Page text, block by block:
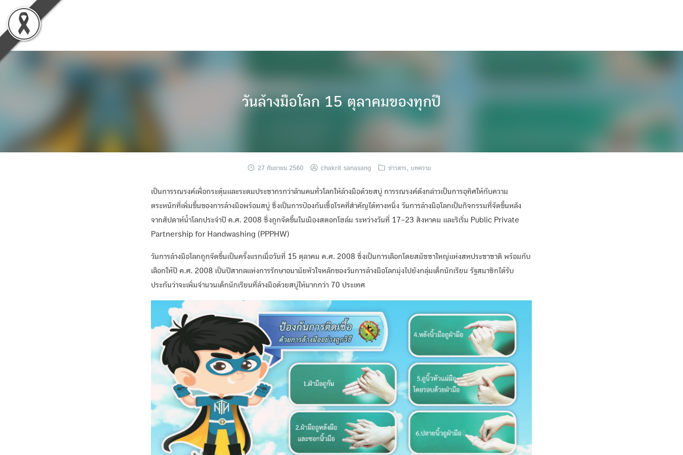
content
Search
for:
วันล้างมือโลก 15 ตุลาคมของทุกปี
27 กันยายน 2560 chakrit sanasang ข่าวสาร, บทความ
เป็นการรณรงค์เพื่อกระตุ้นและระดมประชากรกว่าล้านคนทั่วโลกให้ล้างมือด้วยสบู่ การรณรงค์ดังกล่าวเป็นการอุทิศให้กับความ
ตระหนักที่เพิ่มขึ้นของการล้างมือพร้อมสบู่ ซึ่งเป็นการป้องกันเชื้อโรคที่สำคัญได้ทางหนึ่ง วันการล้างมือโลกเป็นกิจกรรมที่จัดขึ้นหลัง
จากสัปดาห์น้ำโลกประจำปี ค.ศ. 2008 ซึ่งถูกจัดขึ้นในเมืองสตอกโฮล์ม ระหว่างวันที่ 17-23 สิงหาคม และริเริ่ม Public Private
Partnership for Handwashing (PPPHW)
วันการล้างมือโลกถูกจัดขึ้นเป็นครั้งแรกเมื่อวันที่ 15 ตุลาคม ค.ศ. 2008 ซึ่งเป็นการเลือกโดยสมัชชาใหญ่แห่งสหประชาชาติ พร้อมกับ
เลือกให้ปี ค.ศ. 2008 เป็นปีสากลแห่งการรักษาอนามัยหัวใจหลักของวันการล้างมือโลกมุ่งไปยังกลุ่มเด็กนักเรียน รัฐสมาชิกได้รับ
ประกันว่าจะเพิ่มจำนวนเด็กนักเรียนที่ล้างมือด้วยสบู่ให้มากกว่า 70 ประเทศ